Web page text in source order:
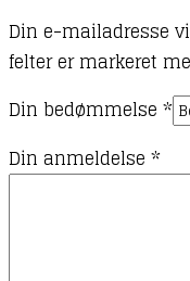
Din e-mailadresse
felter er markeret
Din bedømmelse *
Din anmeldelse *